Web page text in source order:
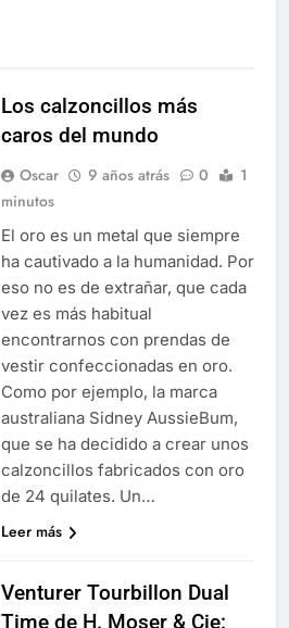
Los calzoncillos más
caros del mundo
Oscar 9 años atrás 0
1
minutos
El oro es un metal que siempre
ha cautivado a la humanidad. Por
eso no es de extrañar, que cada
vez es más habitual
encontrarnos con prendas de
vestir confeccionadas en oro.
Como por ejemplo, la marca
australiana Sidney AussieBum,
que se ha decidido a crear unos
calzoncillos fabricados con oro
de 24 quilates. Un…
Leer más
Venturer Tourbillon Dual
Time de H. Moser & Cie: